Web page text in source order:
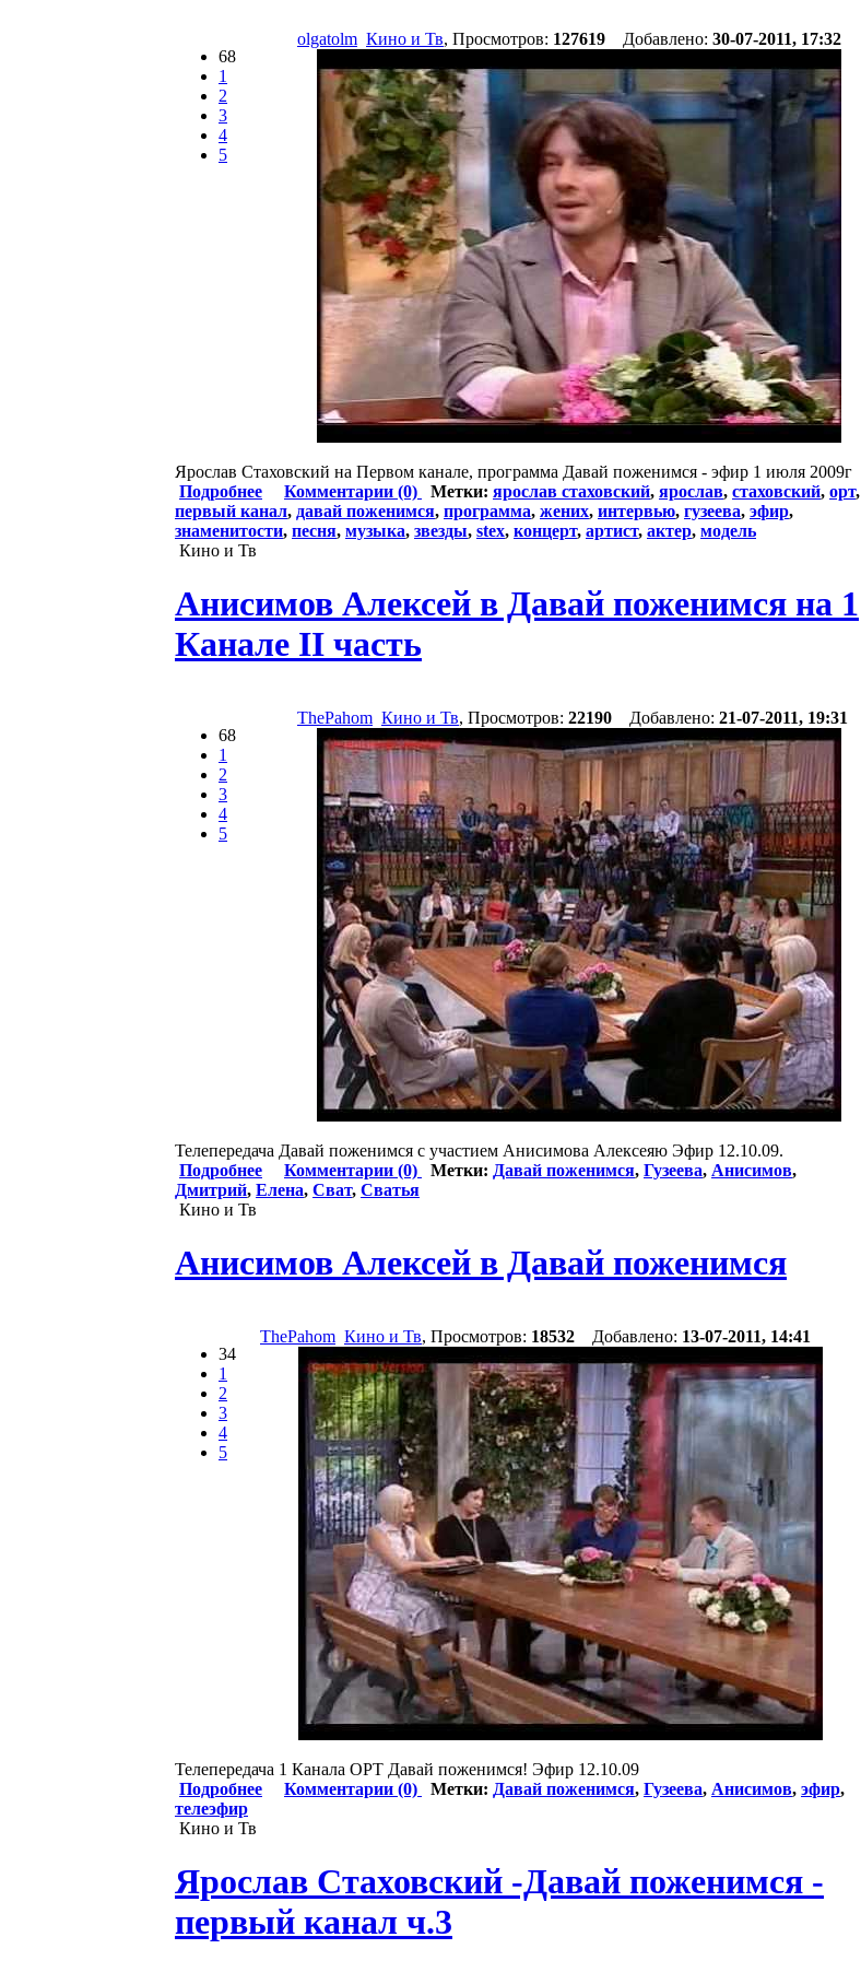
68
1
2
3
4
5
olgatolm Кино и Тв, Просмотров: 127619 Добавлено: 30-07-2011, 17:32
Ярослав Стаховский на Первом канале, программа Давай поженимся - эфир 1 июля 2009г
Подробнее
Комментарии (0) Метки: ярослав стаховский, ярослав, стаховский, орт,
первый канал, давай поженимся, программа, жених, интервью, гузеева, эфир,
знаменитости, песня, музыка, звезды, stex, концерт, артист, актер, модель
Кино и Тв
Анисимов Алексей в Давай поженимся на 1
Канале II часть
68
1
2
3
4
5
ThePahom Кино и Тв, Просмотров: 22190 Добавлено: 21-07-2011, 19:31
Телепередача Давай поженимся с участием Анисимова Алексеяю Эфир 12.10.09.
Подробнее
Комментарии (0) Метки: Давай поженимся, Гузеева, Анисимов,
Дмитрий, Елена, Сват, Сватья
Кино и Тв
Анисимов Алексей в Давай поженимся
34
1
2
3
4
5
ThePahom Кино и Тв, Просмотров: 18532 Добавлено: 13-07-2011, 14:41
Телепередача 1 Канала ОРТ Давай поженимся! Эфир 12.10.09
Подробнее
Комментарии (0) Метки: Давай поженимся, Гузеева, Анисимов, эфир,
телеэфир
Кино и Тв
Ярослав Стаховский -Давай поженимся -
первый канал ч.3